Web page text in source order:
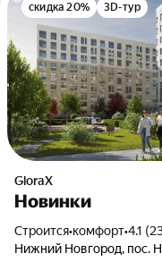
скидка 20% 3D-тур
GloraX
Новинки
Строится•комфорт•4.1
Нижний Новгород, пос.